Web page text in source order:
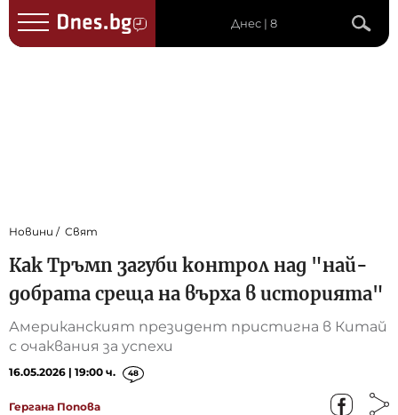
Днес | 8
Новини Свят
Как Тръмп загуби контрол над "най-
добрата среща на върха в историята"
Американският президент пристигна в Китай
с очаквания за успехи
16.05.2026 | 19:00 ч. 48
Гергана Попова